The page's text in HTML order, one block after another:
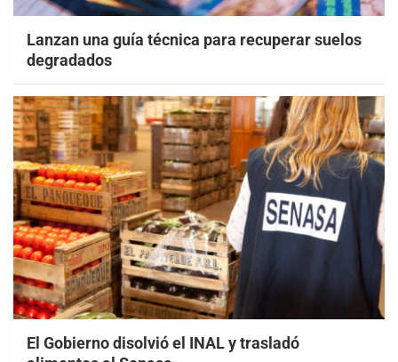
Lanzan una guía técnica para recuperar suelos
degradados
El Gobierno disolvió el INAL y trasladó